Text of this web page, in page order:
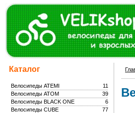
Каталог
11
Велосипеды ATEMI
39
Велосипеды ATOM
6
Велосипеды BLACK ONE
77
Велосипеды CUBE